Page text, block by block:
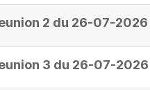
2 du 26-07-2026
3 du 26-07-2026